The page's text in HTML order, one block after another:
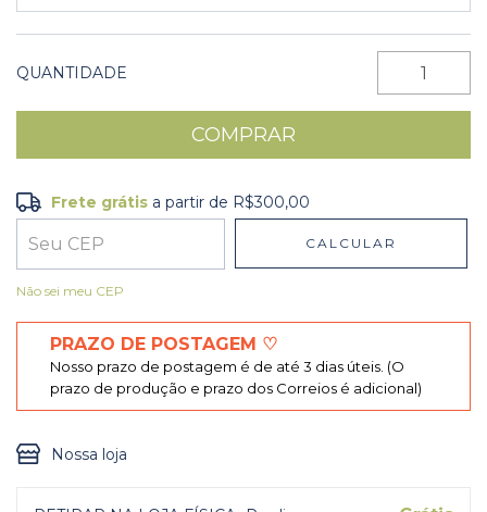
QUANTIDADE
Frete grátis R$300,00
Entregas para o CEP:
Frete grátis a partir de R$300,00
CALCULAR
Não sei meu CEP
PRAZO DE POSTAGEM ♡
Nosso prazo de postagem é de até 3 dias úteis. (O
prazo de produção e prazo dos Correios é adicional)
Nossa loja